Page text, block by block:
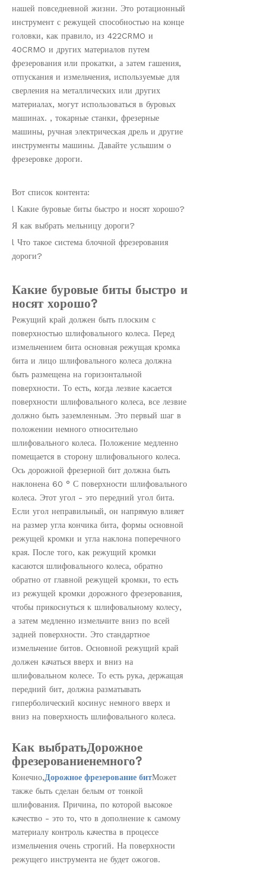
нашей повседневной жизни. Это ротационный
инструмент с режущей способностью на конце
головки, как правило, из 422CRMO и
40CRMO и других материалов путем
фрезерования или прокатки, а затем гашения,
отпускания и измельчения, используемые для
сверления на металлических или других
материалах, могут использоваться в буровых
машинах. , токарные станки, фрезерные
машины, ручная электрическая дрель и другие
инструменты машины. Давайте услышим о
фрезеровке дороги.
Вот список контента:
l Какие буровые биты быстро и носят хорошо?
Я как выбрать мельницу дороги?
l Что такое система блочной фрезерования
дороги?
Какие буровые биты быстро и
носят хорошо?
Режущий край должен быть плоским с
поверхностью шлифовального колеса. Перед
измельчением бита основная режущая кромка
бита и лицо шлифовального колеса должна
быть размещена на горизонтальной
поверхности. То есть, когда лезвие касается
поверхности шлифовального колеса, все лезвие
должно быть заземленным. Это первый шаг в
положении немного относительно
шлифовального колеса. Положение медленно
помещается в сторону шлифовального колеса.
Ось дорожной фрезерной бит должна быть
наклонена 60 ° С поверхности шлифовального
колеса. Этот угол - это передний угол бита.
Если угол неправильный, он напрямую влияет
на размер угла кончика бита, формы основной
режущей кромки и угла наклона поперечного
края. После того, как режущий кромки
касаются шлифовального колеса, обратно
обратно от главной режущей кромки, то есть
из режущей кромки дорожного фрезерования,
чтобы прикоснуться к шлифовальному колесу,
а затем медленно измельчите вниз по всей
задней поверхности. Это стандартное
измельчение битов. Основной режущий край
должен качаться вверх и вниз на
шлифовальном колесе. То есть рука, держащая
передний бит, должна разматывать
гиперболический косинус немного вверх и
вниз на поверхность шлифовального колеса.
Как выбратьДорожное
фрезерованиенемного?
Конечно,Дорожное фрезерование битМожет
также быть сделан белым от тонкой
шлифования. Причина, по которой высокое
качество - это то, что в дополнение к самому
материалу контроль качества в процессе
измельчения очень строгий. На поверхности
режущего инструмента не будет ожогов.